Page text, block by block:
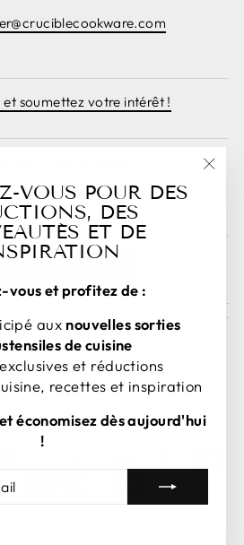
et soumettez votre intérêt !
as an Affiliate Here!
DEVISE
États-Unis (USD $)
VOUS POUR DES
DES
ET DE
vous et profitez de :
aux nouvelles sorties
de cuisine
et réductions
recettes et inspiration
économisez dès aujourd'hui
!